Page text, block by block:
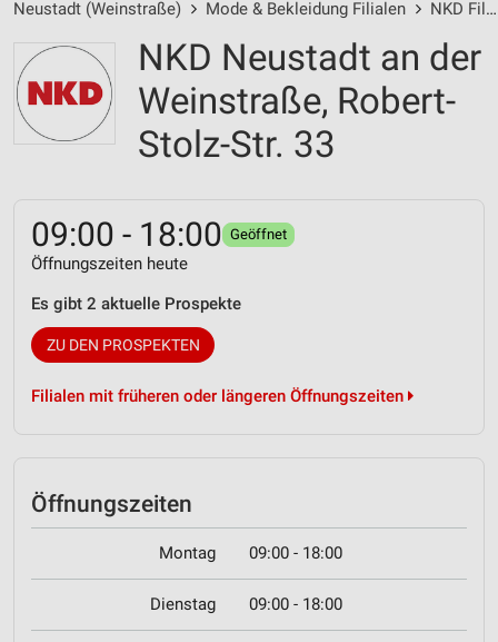
Neustadt (Weinstraße) Mode & Bekleidung Filialen NKD Filialen
NKD Neustadt an der
Weinstraße, Robert-
Stolz-Str. 33
09:00 - 18:00 Geöffnet
Öffnungszeiten heute
Es gibt 2 aktuelle Prospekte
ZU DEN PROSPEKTEN
Filialen mit früheren oder längeren Öffnungszeiten
Öffnungszeiten
Montag 09:00 - 18:00
Dienstag 09:00 - 18:00